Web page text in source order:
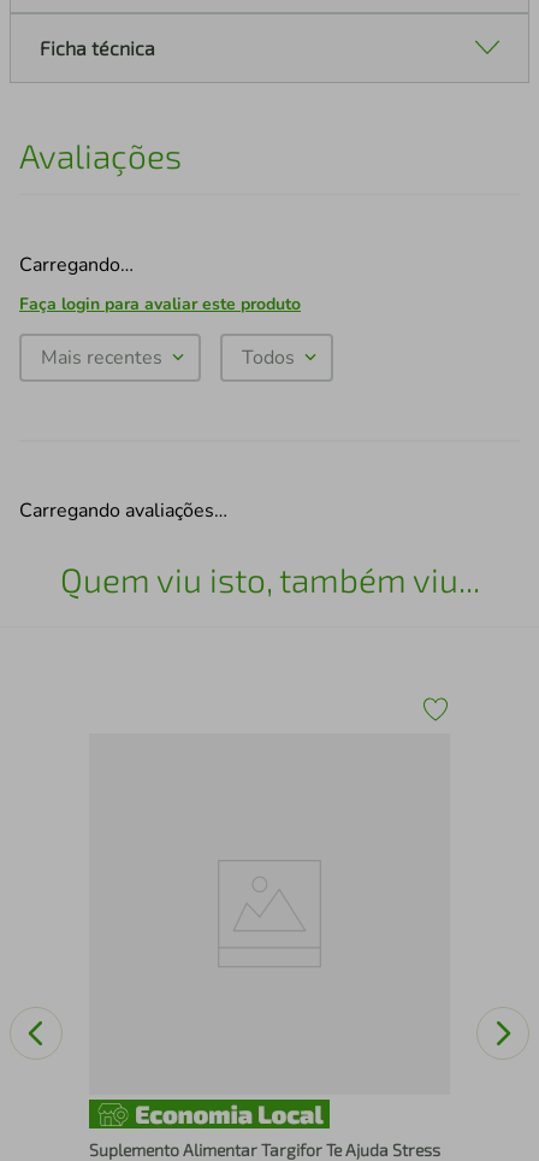
Ficha técnica
Avaliações
Carregando…
Faça login para avaliar este produto
Mais recentes Todos
Carregando avaliações…
Quem viu isto, também viu...
Suplemento Alimentar Targifor Te Ajuda Stress